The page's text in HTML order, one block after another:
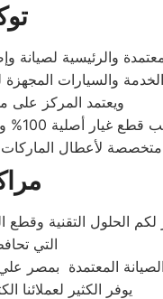
ويعتمد المركز على
متخصصة لأعطال
لكم الحلول التقنية وقطع
التي
المعتمدة بمصر علي
يوفر الكثير لعملائنا